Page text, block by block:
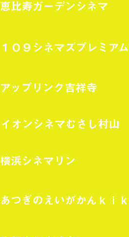
恵比寿ガーデンシネマ
１０９シネマズプレミア
アップリンク吉祥寺
イオンシネマむさし村山
横浜シネマリン
あつぎのえいがかんｋｉ